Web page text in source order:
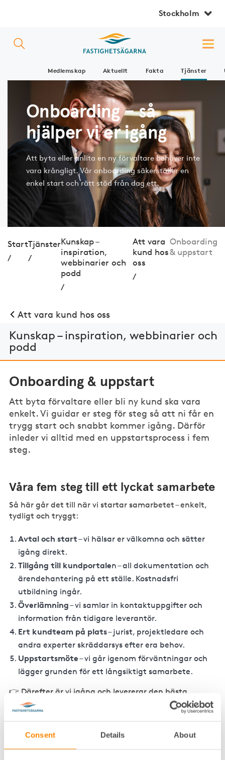
Consent Details About
Stockholm
Medlemskap Aktuellt Fakta Tjänster
Onboarding – så
hjälper vi er igång
Att byta eller anlita en ny förvaltare behöver inte
vara krångligt. Vår onboarding säkerställer en
enkel start och rätt stöd från dag ett.
Start
/
Tjänster
/
Kunskap –
inspiration,
webbinarier och
podd
/
Att vara
kund hos
oss
/
Onboarding
& uppstart
Att vara kund hos oss
Kunskap – inspiration, webbinarier och
podd
Onboarding & uppstart
Att byta förvaltare eller bli ny kund ska vara
enkelt. Vi guidar er steg för steg så att ni får en
trygg start och snabbt kommer igång. Därför
inleder vi alltid med en uppstartsprocess i fem
steg.
Våra fem steg till ett lyckat samarbete
Så här går det till när vi startar samarbetet – enkelt,
tydligt och tryggt:
Avtal och start– vi hälsar er välkomna och sätter
igång direkt.
Tillgång till kundportalen – all dokumentation och
ärendehantering på ett ställe. Kostnadsfri
utbildning ingår.
Överlämning– vi samlar in kontaktuppgifter och
information från tidigare leverantör.
Ert kundteam på plats– jurist, projektledare och
andra experter skräddarsys efter era behov.
Uppstartsmöte– vi går igenom förväntningar och
lägger grunden för ett långsiktigt samarbete.
👉 Därefter är vi igång och levererar den bästa
förvaltningen för er fastighet!
En trygg start som gör skillnad direkt